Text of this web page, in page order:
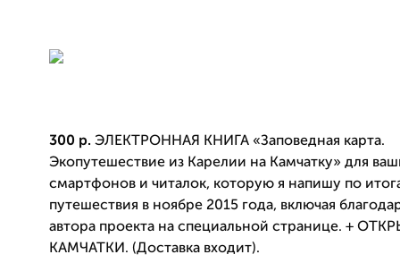
300 р. ЭЛЕКТРОННАЯ КНИГА «Заповедная карта.
Экопутешествие из Карелии на Камчатку» для
смартфонов и читалок, которую я напишу по
путешествия в ноябре 2015 года, включая
автора проекта на специальной странице. +
КАМЧАТКИ. (Доставка входит).